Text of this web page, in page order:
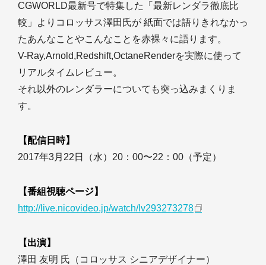
CGWORLD最新号で特集した「最新レンダラ徹底比
較」よりコロッサス澤田氏が 紙面では語りきれなかっ
たあんなことやこんなことを赤裸々に語ります。
V-Ray,Arnold,Redshift,OctaneRenderを実際に使って
リアルタイムレビュー。
それ以外のレンダラーについても突っ込みまくりま
す。
【配信日時】
2017年3月22日（水）20：00〜22：00（予定）
【番組視聴ページ】
http://live.nicovideo.jp/watch/lv293273278
【出演】
澤田 友明 氏（コロッサス シニアデザイナー）